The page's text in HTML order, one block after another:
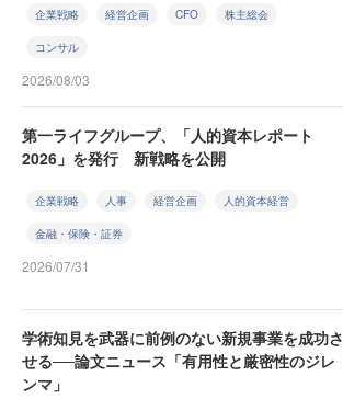
企業戦略 経営企画 CFO 株主総会
コンサル
2026/08/03
第一ライフグループ、「人的資本レポート
2026」を発行 新戦略を公開
企業戦略 人事 経営企画 人的資本経営
金融・保険・証券
2026/07/31
学術知見を武器に前例のない新規事業を成功さ
せる──論文ニュース「有用性と厳密性のジレ
ンマ」